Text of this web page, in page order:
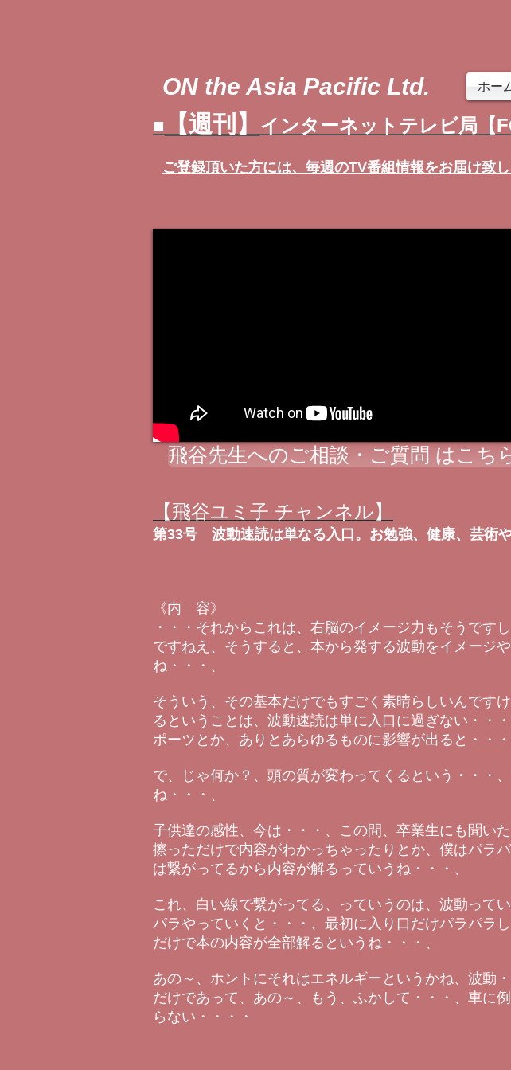
ON the Asia Pacific Ltd. ホー
■ 【週刊】 インターネットテレビ局【
ご登録頂いた方には、 毎週のTV番組情報をお届け致
【飛谷ユミ子 チャンネル】
第33号 波動速読は単なる入口。お勉強、健康、芸術
飛谷先生へのご相談・ご質問 はこち
《内 容》
・・・それからこれは、右脳のイメージ力もそうです
ですねえ、そうすると、本から発する波動をイメージ
ね・・・、
そういう、その基本だけでもすごく素晴らしいんです
るということは、波動速読は単に入口に過ぎない・・
ポーツとか、ありとあらゆるものに影響が出ると・・・
で、じゃ何か？、頭の質が変わってくるという・・・
ね・・・、
子供達の感性、今は・・・、この間、卒業生にも聞い
擦っただけで内容がわかっちゃったりとか、僕はパラ
は繋がってるから内容が解るっていうね・・・、
これ、白い線で繋がってる、っていうのは、波動って
パラやっていくと・・・、最初に入り口だけパラパラ
だけで本の内容が全部解るというね・・・、
あの～、ホントにそれはエネルギーというかね、波動
だけであって、あの～、もう、ふかして・・・、車に
らない・・・・